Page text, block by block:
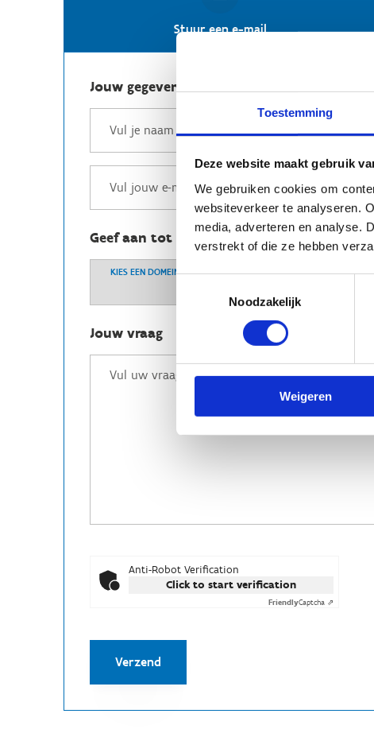
Toestemming
Deze website maakt gebruik
We gebruiken cookies om
websiteverkeer te analyseren.
media, adverteren en analyse.
verstrekt of die ze hebben
Noodzakelijk
Weigeren
Stuur een e-mail
Jouw gegevens
Geef aan tot welk domein jouw vraag
KIES EEN DOMEIN
Jouw vraag
Anti-Robot Verification
Click to start verification
FriendlyCaptcha ⇗
Verzend